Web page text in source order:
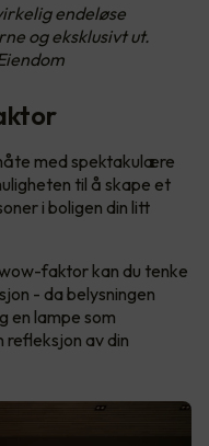
endeløse
og eksklusivt ut.
med spektakulære
til å skape et
i boligen din litt
faktor kan du tenke
- da belysningen
en lampe som
av din